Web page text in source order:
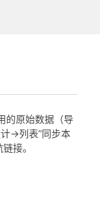
的原始数据（导
->列表”同步本
接。